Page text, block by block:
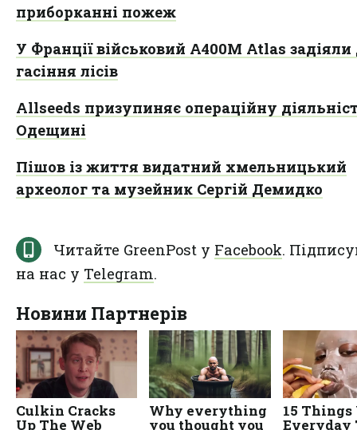
приборканні пожеж
У Франції військовий A400M Atlas
гасіння лісів
Allseeds призупиняє операційну
Одещині
Пішов із життя видатний хмельницький
археолог та музейник Сергій Демидко
Читайте GreenPost у Facebook.
на нас у Telegram.